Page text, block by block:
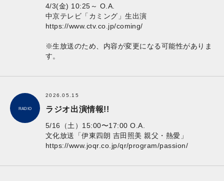
4/3(金) 10:25～ O.A.
中京テレビ「カミング」生出演
https://www.ctv.co.jp/coming/
※生放送のため、内容が変更になる可能性がありま
す。
RADIO
2026.05.15
ラジオ出演情報!!
5/16（土）15:00〜17:00 O.A.
文化放送「伊東四朗 吉田照美 親父・熱愛」
https://www.joqr.co.jp/qr/program/passion/